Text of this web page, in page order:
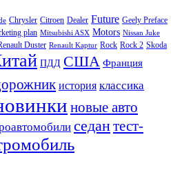
Chrysler Citroen Dealer Future Geely Preface
plan Mitsubishi ASX Motors Nissan Juke
Duster Renault Kaptur Rock Rock 2 Skoda
ПДД США Франция
история классика
новые авто
седантест-